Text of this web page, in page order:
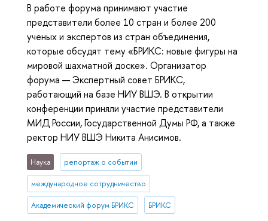
В работе форума принимают участие
представители более 10 стран и более 200
ученых и экспертов из стран объединения,
которые обсудят тему «БРИКС: новые фигуры на
мировой шахматной доске». Организатор
форума — Экспертный совет БРИКС,
работающий на базе НИУ ВШЭ. В открытии
конференции приняли участие представители
МИД России, Государственной Думы РФ, а также
ректор НИУ ВШЭ Никита Анисимов.
Наука репортаж о событии
международное сотрудничество
Академический форум БРИКС БРИКС